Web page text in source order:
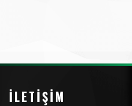
İLETIŞIM